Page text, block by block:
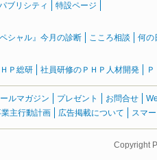
ブリシティ 特設ページ
ペシャル』今月の診断 こころ相談 何の
Ｐ総研 社員研修のＰＨＰ人材開発
ルマガジン プレゼント お問合せ
主行動計画 広告掲載について スマ
Copyright